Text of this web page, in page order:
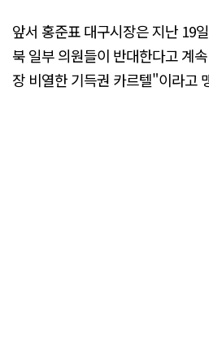
앞서 홍준표 대구시장은 지난 19
북 일부 의원들이 반대한다고 계
장 비열한 기득권 카르텔"이라고